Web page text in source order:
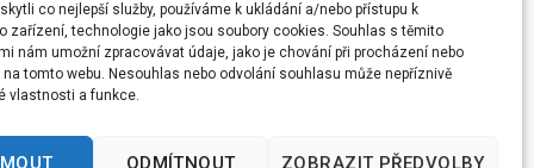
co nejlepší služby, používáme k ukládání a/nebo přístupu k
zařízení, technologie jako jsou soubory cookies. Souhlas s těmito
nám umožní zpracovávat údaje, jako je chování při procházení nebo
na tomto webu. Nesouhlas nebo odvolání souhlasu může nepříznivě
vlastnosti a funkce.
ODMÍTNOUT ZOBRAZIT PŘEDVOLBY